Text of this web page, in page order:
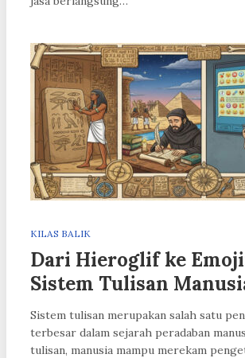
KILAS BALIK
Dari Hieroglif ke
Sistem Tulisan
Sistem tulisan merupakan salah satu
terbesar dalam sejarah peradaban
tulisan, manusia mampu merekam